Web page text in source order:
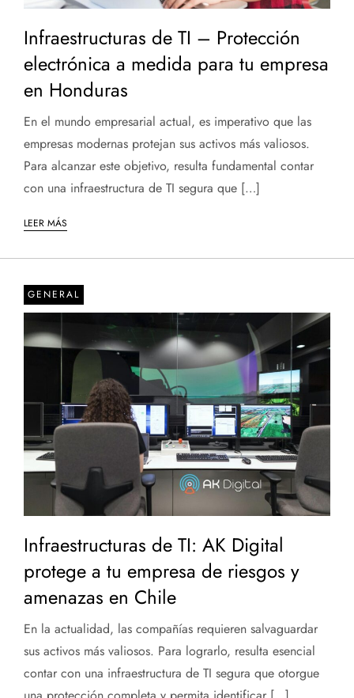
Infraestructuras de TI – Protección
electrónica a medida para tu empresa
en Honduras
En el mundo empresarial actual, es imperativo que las
empresas modernas protejan sus activos más valiosos.
Para alcanzar este objetivo, resulta fundamental contar
con una infraestructura de TI segura que […]
LEER MÁS
GENERAL
Infraestructuras de TI: AK Digital
protege a tu empresa de riesgos y
amenazas en Chile
En la actualidad, las compañías requieren salvaguardar
sus activos más valiosos. Para lograrlo, resulta esencial
contar con una infraestructura de TI segura que otorgue